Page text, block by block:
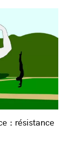
: résistance